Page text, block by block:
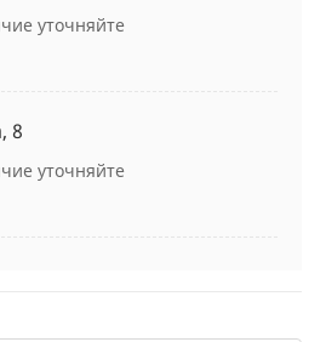
уточняйте
8
уточняйте